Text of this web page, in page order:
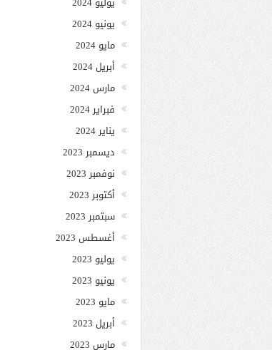
يونيو 2024
مايو 2024
أبريل 2024
مارس 2024
فبراير 2024
يناير 2024
ديسمبر 2023
نوفمبر 2023
أكتوبر 2023
سبتمبر 2023
أغسطس 2023
يوليو 2023
يونيو 2023
مايو 2023
أبريل 2023
مارس 2023